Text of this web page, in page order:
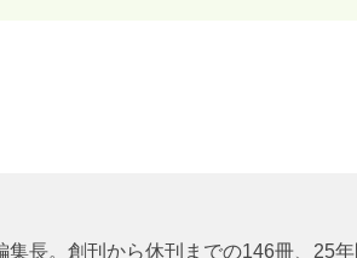
集長。創刊から休刊までの146冊、25